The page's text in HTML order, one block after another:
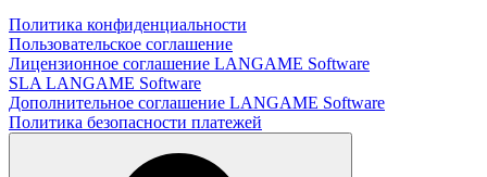
Политика конфиденциальности
Пользовательское соглашение
Лицензионное соглашение LANGAME Software
SLA LANGAME Software
Дополнительное соглашение LANGAME Software
Политика безопасности платежей